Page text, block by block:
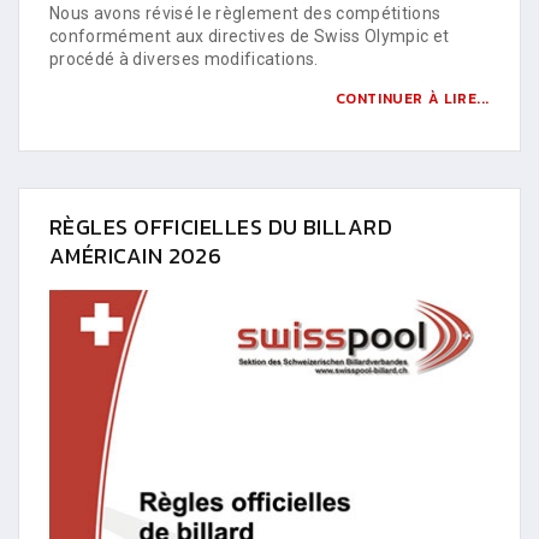
Nous avons révisé le règlement des compétitions
conformément aux directives de Swiss Olympic et
procédé à diverses modifications.
CONTINUER À LIRE...
RÈGLES OFFICIELLES DU BILLARD
AMÉRICAIN 2026